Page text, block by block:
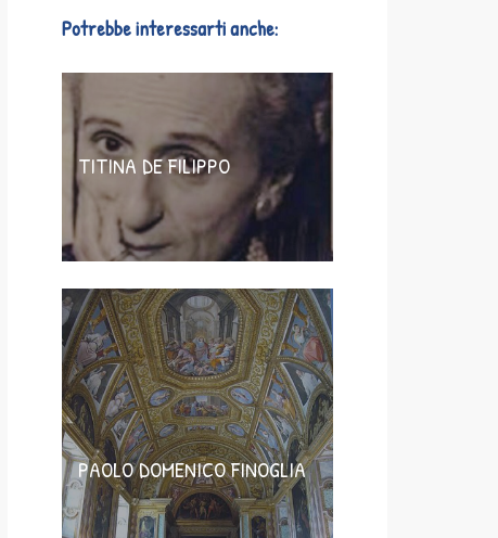
Potrebbe interessarti anche:
TITINA DE FILIPPO
PAOLO DOMENICO FINOGLIA